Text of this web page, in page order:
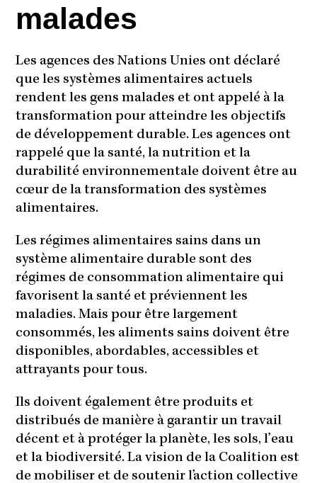
malades
Les agences des Nations Unies ont déclaré
que les systèmes alimentaires actuels
rendent les gens malades et ont appelé à la
transformation pour atteindre les objectifs
de développement durable. Les agences ont
rappelé que la santé, la nutrition et la
durabilité environnementale doivent être au
cœur de la transformation des systèmes
alimentaires.
Les régimes alimentaires sains dans un
système alimentaire durable sont des
régimes de consommation alimentaire qui
favorisent la santé et préviennent les
maladies. Mais pour être largement
consommés, les aliments sains doivent être
disponibles, abordables, accessibles et
attrayants pour tous.
Ils doivent également être produits et
distribués de manière à garantir un travail
décent et à protéger la planète, les sols, l’eau
et la biodiversité. La vision de la Coalition est
de mobiliser et de soutenir l’action collective